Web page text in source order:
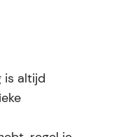
is altijd